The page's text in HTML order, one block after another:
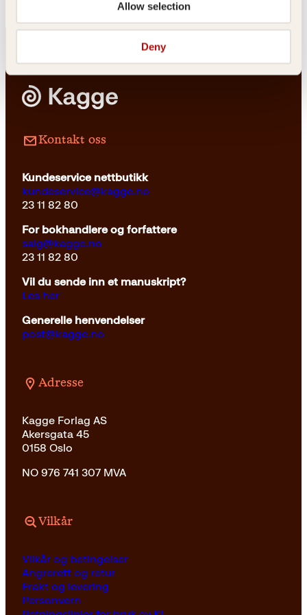
Allow selection
Deny
Kontakt oss
Kundeservice nettbutikk
kundeservice@kagge.no
23 11 82 80
For bokhandlere og forfattere
salg@kagge.no
23 11 82 80
Vil du sende inn et manuskript?
Les her
Generelle henvendelser
post@kagge.no
Adresse
Kagge Forlag AS
Akersgata 45
0158 Oslo
NO 976 741 307 MVA
Vilkår
Vilkår og betingelser
Angrerett og retur
Frakt og levering
Personvern